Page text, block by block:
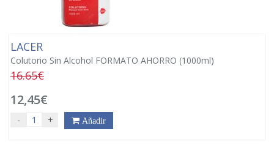
LACER
Colutorio Sin Alcohol FORMATO AHORRO (1000ml)
16.65€
12,45€
- + Añadir